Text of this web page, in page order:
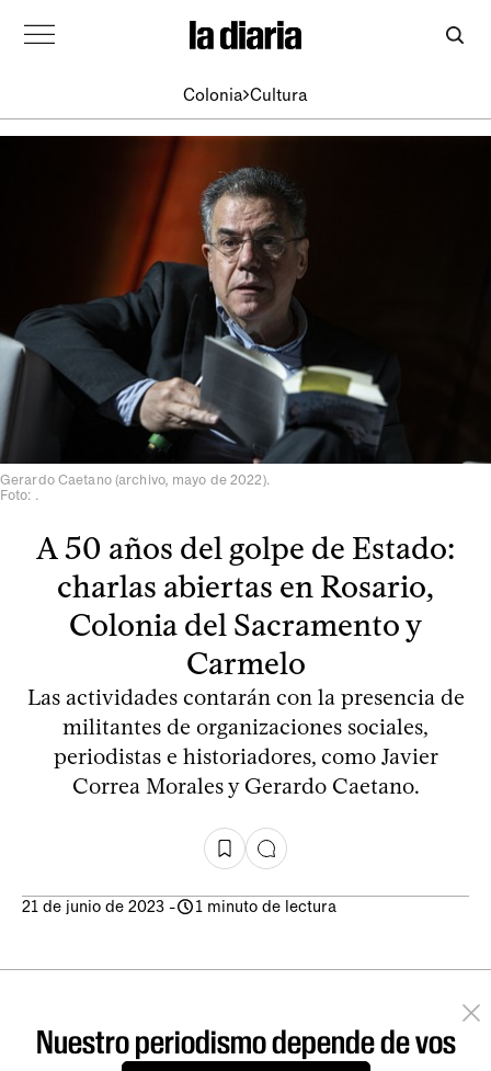
Colonia Cultura
Gerardo Caetano (archivo, mayo de 2022).
Foto: .
A 50 años del golpe de Estado:
charlas abiertas en Rosario,
Colonia del Sacramento y
Carmelo
Las actividades contarán con la presencia de
militantes de organizaciones sociales,
periodistas e historiadores, como Javier
Correa Morales y Gerardo Caetano.
21 de junio de 2023 - 1 minuto de lectura
Nuestro periodismo depende de vos